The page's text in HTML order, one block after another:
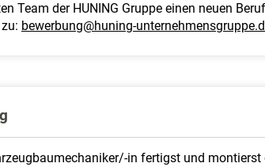
Team der HUNING Gruppe einen neuen
bewerbung@huning-
in fertigst und